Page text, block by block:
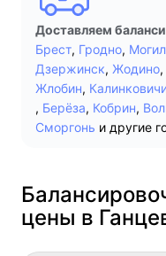
Доставляем
Брест, Гродно,
Дзержинск, Жодино,
Жлобин,
, Берёза, Кобрин,
Сморгонь и другие
цены в